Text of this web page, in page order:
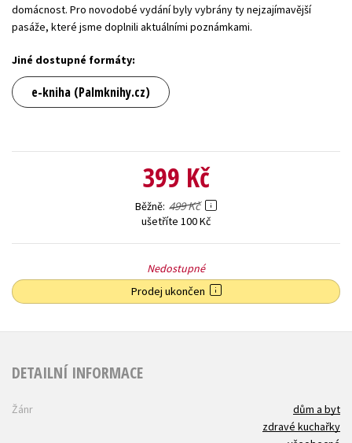
domácnost. Pro novodobé vydání byly vybrány ty nejzajímavější
pasáže, které jsme doplnili aktuálními poznámkami.
Jiné dostupné formáty:
e-kniha (Palmknihy.cz)
399 Kč
Běžně 499 Kč
ušetříte 100 Kč
Nedostupné
Prodej ukončen
DETAILNÍ INFORMACE
Žánr
dům a byt
zdravé kuchařky